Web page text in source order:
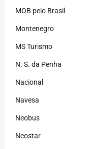
MOB pelo Brasil
Montenegro
MS Turismo
N. S. da Penha
Nacional
Navesa
Neobus
Neostar